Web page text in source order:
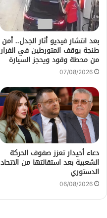
بعد انتشار فيديو أثار الجدل.. أمن
طنجة يوقف المتورطين في الفرار
من محطة وقود ويحجز السيارة
07/08/2026
دعاء أحيدار تعزز صفوف الحركة
الشعبية بعد استقالتها من الاتحاد
الدستوري
06/08/2026